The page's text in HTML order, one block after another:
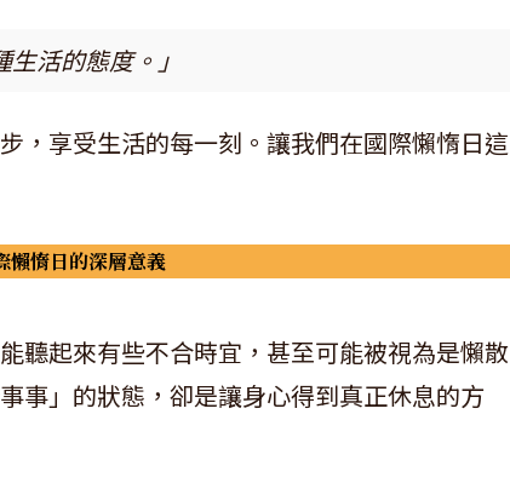
活的態度。」
，享受生活的每一刻。讓我們在國際懶惰日這
懶惰日的深層意義
聽起來有些不合時宜，甚至可能被視為是懶散
事」的狀態，卻是讓身心得到真正休息的方